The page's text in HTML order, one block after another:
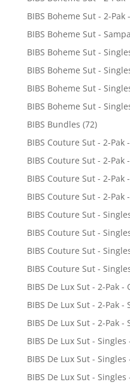
BIBS Boheme Sut - 2-
BIBS Boheme Sut -
BIBS Boheme Sut -
BIBS Boheme Sut -
BIBS Boheme Sut -
BIBS Boheme Sut -
BIBS Bundles (72)
BIBS Couture Sut - 2-
BIBS Couture Sut - 2-Pak
BIBS Couture Sut - 2-
BIBS Couture Sut - 2-Pak
BIBS Couture Sut -
BIBS Couture Sut -
BIBS Couture Sut -
BIBS Couture Sut -
BIBS De Lux Sut - 2-Pak
BIBS De Lux Sut - 2-Pak
BIBS De Lux Sut - 2-Pak
BIBS De Lux Sut -
BIBS De Lux Sut -
BIBS De Lux Sut -